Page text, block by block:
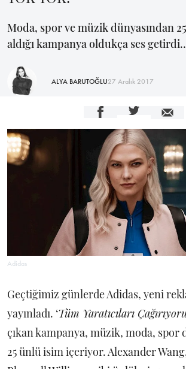
Moda, spor ve müzik dünyasından
aldığı kampanya oldukça ses
ALYA BARUTOĞLU27 Aralık 2017
Adidas
Geçtiğimiz günlerde Adidas, yeni
yayınladı. ‘Tüm Yaratıcıları
çıkan kampanya, müzik, moda, spor
25 ünlü isim içeriyor. Alexander